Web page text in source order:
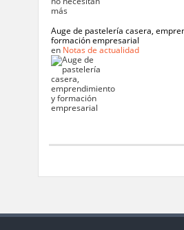
Auge de pastelería casera,
formación empresarial
en Notas de actualidad